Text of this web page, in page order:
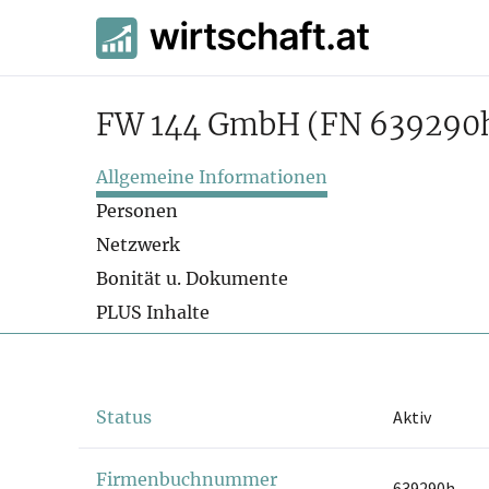
FW 144 GmbH (FN
Allgemeine Informationen
Personen
Netzwerk
Bonität u. Dokumente
PLUS Inhalte
Status Aktiv
Firmenbuchnummer